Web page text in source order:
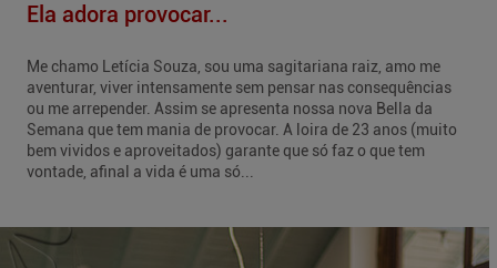
Ela adora provocar...
Me chamo Letícia Souza, sou uma sagitariana raiz, amo me
aventurar, viver intensamente sem pensar nas consequências
ou me arrepender. Assim se apresenta nossa nova Bella da
Semana que tem mania de provocar. A loira de 23 anos (muito
bem vividos e aproveitados) garante que só faz o que tem
vontade, afinal a vida é uma só...